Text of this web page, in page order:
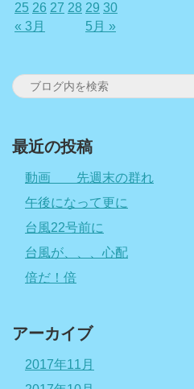
« 3月 5月 »
25 26 27 28 29 30
最近の投稿
動画 先週末の群れ
午後になって更に
台風22号前に
台風が、、、心配
倍だ！倍
アーカイブ
2017年11月